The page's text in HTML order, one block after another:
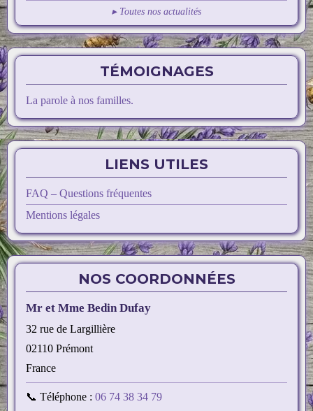
▸ Toutes nos actualités
TÉMOIGNAGES
La parole à nos familles.
LIENS UTILES
FAQ – Questions fréquentes
Mentions légales
NOS COORDONNÉES
Mr et Mme Bedin Dufay
32 rue de Largillière
02110 Prémont
France
📞 Téléphone : 06 74 38 34 79